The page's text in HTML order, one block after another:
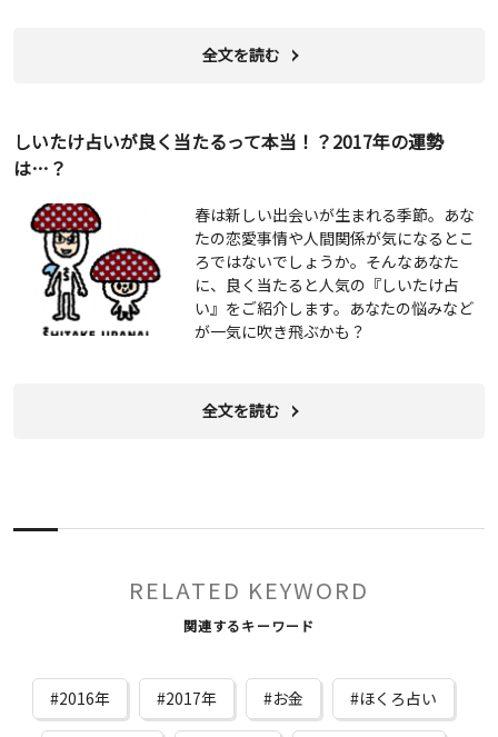
全文を読む
しいたけ占いが良く当たるって本当！？2017年の運勢
は…？
春は新しい出会いが生まれる季節。あな
たの恋愛事情や人間関係が気になるとこ
ろではないでしょうか。そんなあなた
に、良く当たると人気の『しいたけ占
い』をご紹介します。あなたの悩みなど
が一気に吹き飛ぶかも？
全文を読む
RELATED KEYWORD
関連するキーワード
2016年 2017年 お金 ほくろ占い